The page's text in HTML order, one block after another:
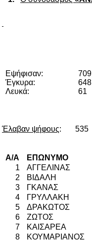
Εψήφισαν:
709
Έγκυρα:
648
Λευκά: 61
Έλαβαν ψήφους: 535
Α/Α ΕΠΩΝΥΜΟ
1
ΑΓΓΕΛΙΝΑΣ
2
ΒΙΔΑΛΗ
3
ΓΚΑΝΑΣ
4
ΓΡΥΛΛΑΚΗ
5
ΔΡΑΚΩΤΟΣ
6
ΖΩΤΟΣ
7
ΚΑΙΣΑΡΕΑ
8
ΚΟΥΜΑΡΙΑΝΟΣ